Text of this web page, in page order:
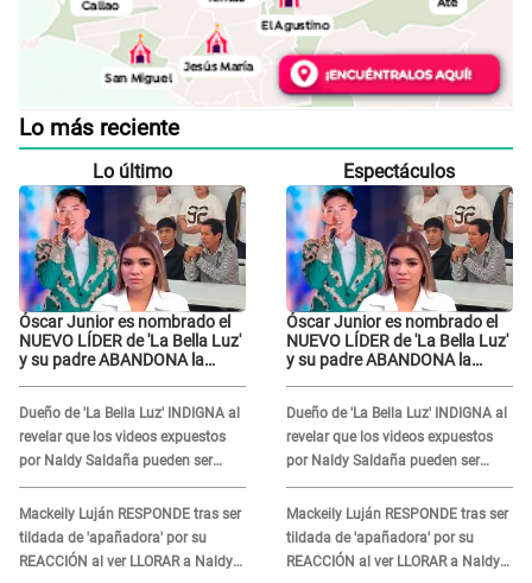
Lo más reciente
Lo último
Óscar Junior es nombrado el
NUEVO LÍDER de 'La Bella Luz'
y su padre ABANDONA la
Dueño de 'La Bella Luz' INDIGNA al
revelar que los videos expuestos
por Naldy Saldaña pueden ser
EDITADOS: "Yo tengo sus dos
visitas..."
Mackeily Luján RESPONDE tras ser
tildada de 'apañadora' por su
REACCIÓN al ver LLORAR a Naldy
Espectáculos
Óscar Junior es nombrado el
NUEVO LÍDER de 'La Bella Luz'
y su padre ABANDONA la
Dueño de 'La Bella Luz' INDIGNA al
revelar que los videos expuestos
por Naldy Saldaña pueden ser
EDITADOS: "Yo tengo sus dos
visitas..."
Mackeily Luján RESPONDE tras ser
tildada de 'apañadora' por su
REACCIÓN al ver LLORAR a Naldy